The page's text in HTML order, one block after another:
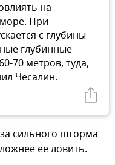
на
При
с глубины
глубинные
70 метров, туда,
Чесалин.
сильного шторма
ее ловить.